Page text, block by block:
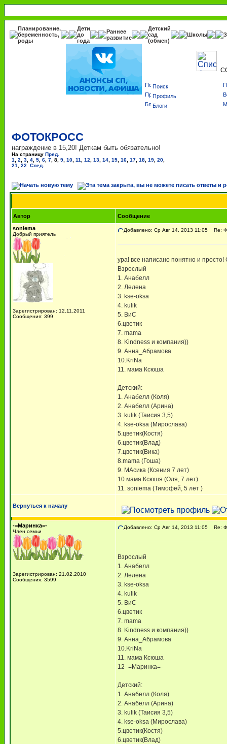
Планирование,
беременность,
роды
Дети
до
года
Раннее
развитие
Детский
сад
(обмен)
Школы
Поиск
Профиль
Блоги
ФОТОКРОСС
награждение в 15,20! Деткам быть обязательно!
На страницу Пред.
1
2 3 4 5 6 7 8 9 10 11 12 13 14 15 16 17 18 19 20
21
22 След.
Автор
Сообщение
soniema
Добрый приятель
Зарегистрирован: 12.11.2011
Сообщения: 399
Добавлено: Ср Авг 14, 2013 11:05 Re:
ура! все написано понятно и просто!
Взрослый
1. Анабелл
2. Лелена
3. kse-oksa
4. kulik
5. ВиС
6.цветик
7. mama
8. Kindness и компания))
9. Анна_Абрамова
10.KriNa
11. мама Ксюша
Детский:
1. Анабелл (Коля)
2. Анабелл (Арина)
3. kulik (Таисия 3,5)
4. kse-oksa (Мирослава)
5.цветик(Костя)
6.цветик(Влад)
7.цветик(Вика)
8.mama (Гоша)
9. МАсика (Ксения 7 лет)
10 мама Ксюшя (Оля, 7 лет)
11. soniema (Тимофей, 5 лет )
Вернуться к началу
-=Маринка=-
Член семьи
Зарегистрирован: 21.02.2010
Сообщения: 3599
Добавлено: Ср Авг 14, 2013 11:05 Re:
Взрослый
1. Анабелл
2. Лелена
3. kse-oksa
4. kulik
5. ВиС
6.цветик
7. mama
8. Kindness и компания))
9. Анна_Абрамова
10.KriNa
11. мама Ксюша
12 -=Маринка=-
Детский:
1. Анабелл (Коля)
2. Анабелл (Арина)
3. kulik (Таисия 3,5)
4. kse-oksa (Мирослава)
5.цветик(Костя)
6.цветик(Влад)